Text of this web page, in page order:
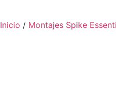
Inicio / Montajes Spike